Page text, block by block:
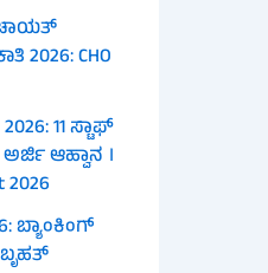
CHO
11 ಸ್ಟಾಫ್
ಆಹ್ವಾನ ।
2026
ಬ್ಯಾಂಕಿಂಗ್
ಬೃಹತ್